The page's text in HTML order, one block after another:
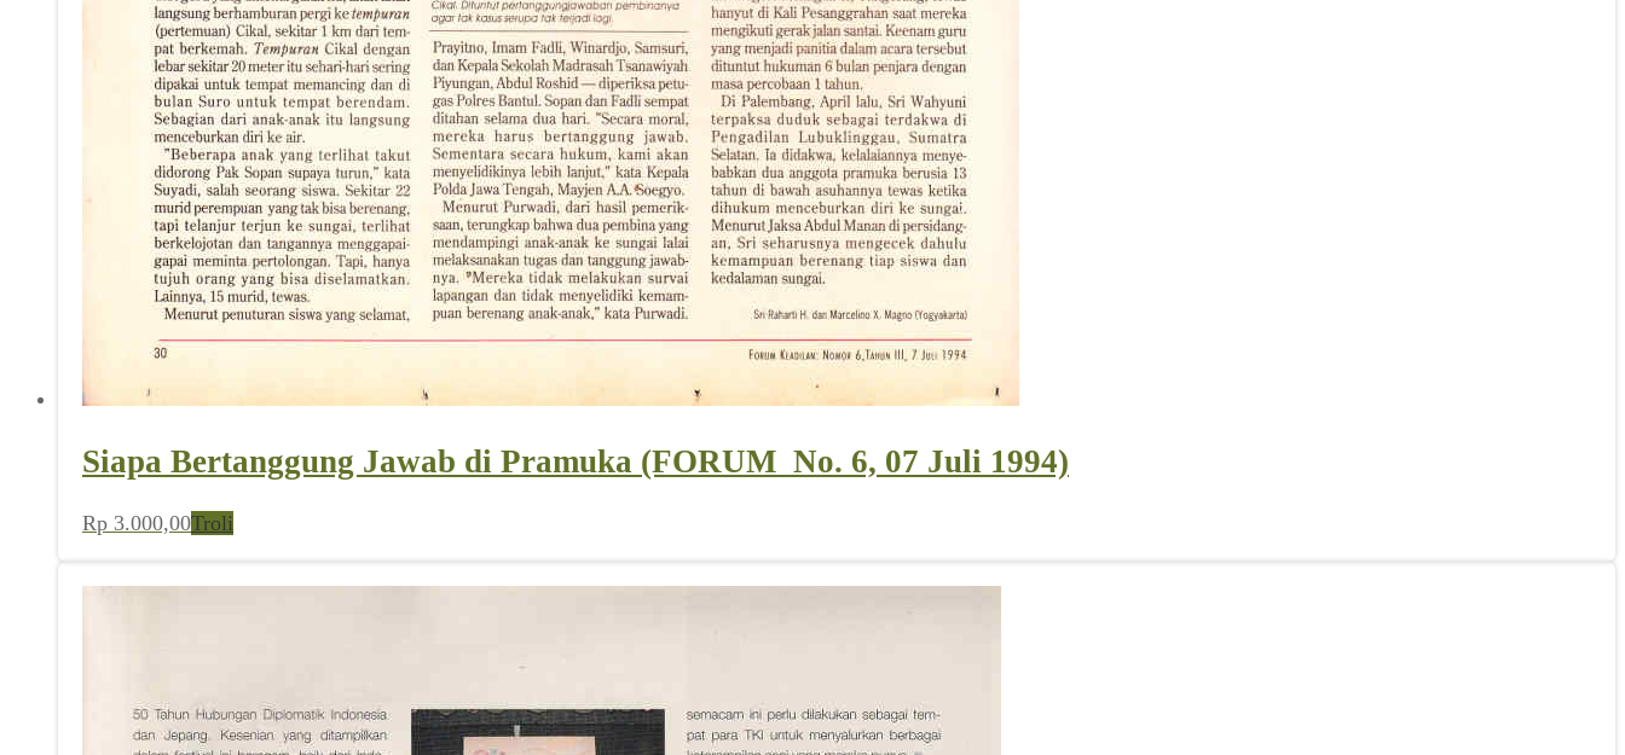
Siapa Bertanggung Jawab di Pramuka (FORUM_No. 6, 07 Juli 1994)
Rp 3.000,00Troli